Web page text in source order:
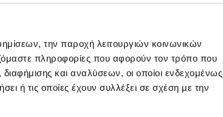
την παροχή λειτουργιών κοινωνικών
πληροφορίες που αφορούν τον τρόπο που
και αναλύσεων, οι οποίοι ενδεχομένως
ή τις οποίες έχουν συλλέξει σε σχέση με την